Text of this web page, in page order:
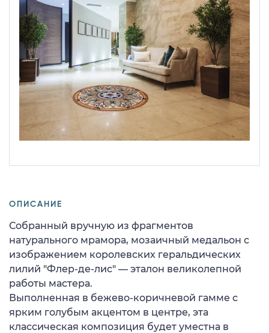
ОПИСАНИЕ
Собранный вручную из фрагментов
натурального мрамора, мозаичный медальон с
изображением королевских геральдических
лилий "Флер-де-лис" — эталон великолепной
работы мастера.
Выполненная в бежево-коричневой гамме с
ярким голубым акцентом в центре, эта
классическая композиция будет уместна в